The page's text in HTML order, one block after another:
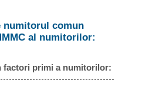
numitorul comun
al numitorilor:
factori primi a numitorilor: